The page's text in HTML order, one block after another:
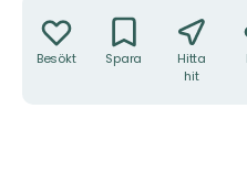
Besökt Spara
Hitta
hit